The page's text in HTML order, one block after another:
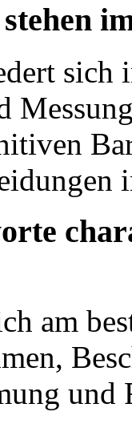
sich
am
und